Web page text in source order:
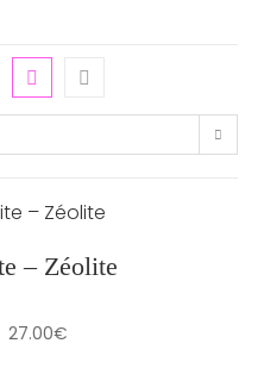
– Zéolite
27.00€Plage